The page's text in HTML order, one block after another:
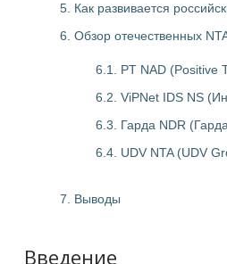
5. Как развивается
6. Обзор отечественных
6.1. PT NAD (Positive
6.2. ViPNet IDS NS
6.3. Гарда NDR
6.4. UDV NTA (UDV
7. Выводы
Введение